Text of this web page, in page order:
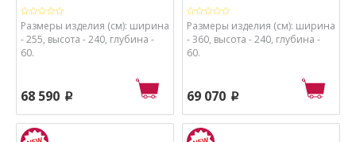
Размеры изделия (см): ширина
- 255, высота - 240, глубина -
60.
68 590 p
Размеры изделия (см): ширина
- 360, высота - 240, глубина -
60.
69 070 p